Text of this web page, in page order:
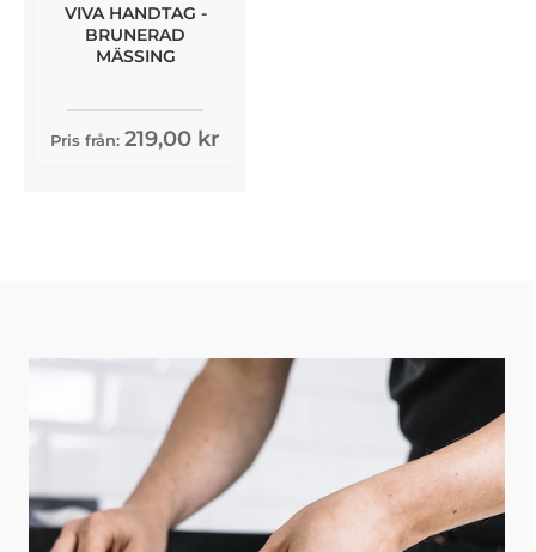
VIVA HANDTAG -
BRUNERAD
MÄSSING
Pris från: 219,00 kr